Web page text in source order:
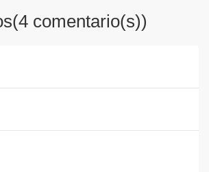
comentario(s))